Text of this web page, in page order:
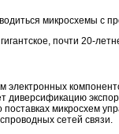
микросхемы
почти 20-
диверсификацию
микросхем
сетей связи.